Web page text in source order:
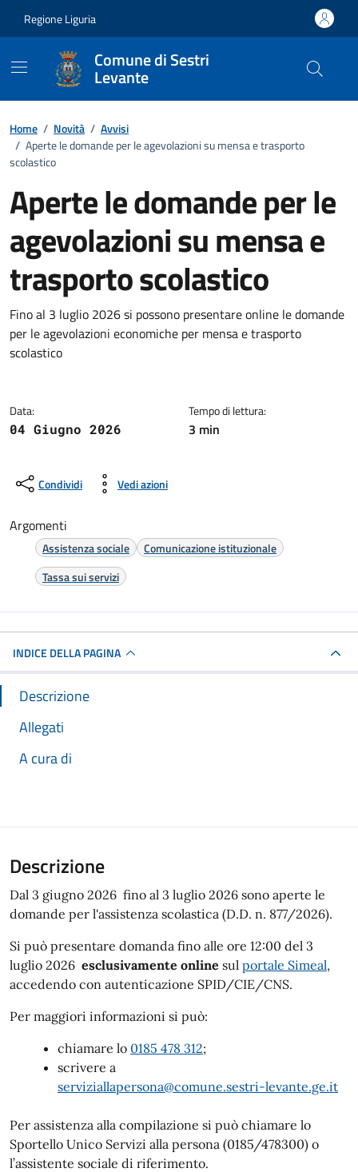
Regione Liguria
Comune di Sestri
Levante
Home / Novità / Avvisi
/ Aperte le domande per le agevolazioni su mensa e trasporto
scolastico
Aperte le domande per le
agevolazioni su mensa e
trasporto scolastico
Dettagli della notizia
Fino al 3 luglio 2026 si possono presentare online le domande
per le agevolazioni economiche per mensa e trasporto
scolastico
Data:
04 Giugno 2026
Tempo di lettura:
3 min
Condividi Vedi azioni
Argomenti
Assistenza sociale
Comunicazione istituzionale
Tassa sui servizi
INDICE DELLA PAGINA
Descrizione
Allegati
A cura di
Descrizione
Dal 3 giugno 2026 fino al 3 luglio 2026 sono aperte le
domande per l'assistenza scolastica (D.D. n. 877/2026).
Si può presentare domanda fino alle ore 12:00 del 3
luglio 2026 esclusivamente online sul portale Simeal,
accedendo con autenticazione SPID/CIE/CNS.
Per maggiori informazioni si può:
chiamare lo 0185 478 312;
scrivere a
serviziallapersona@comune.sestri-levante.ge.it
Per assistenza alla compilazione si può chiamare lo
Sportello Unico Servizi alla persona (0185/478300) o
l’assistente sociale di riferimento.